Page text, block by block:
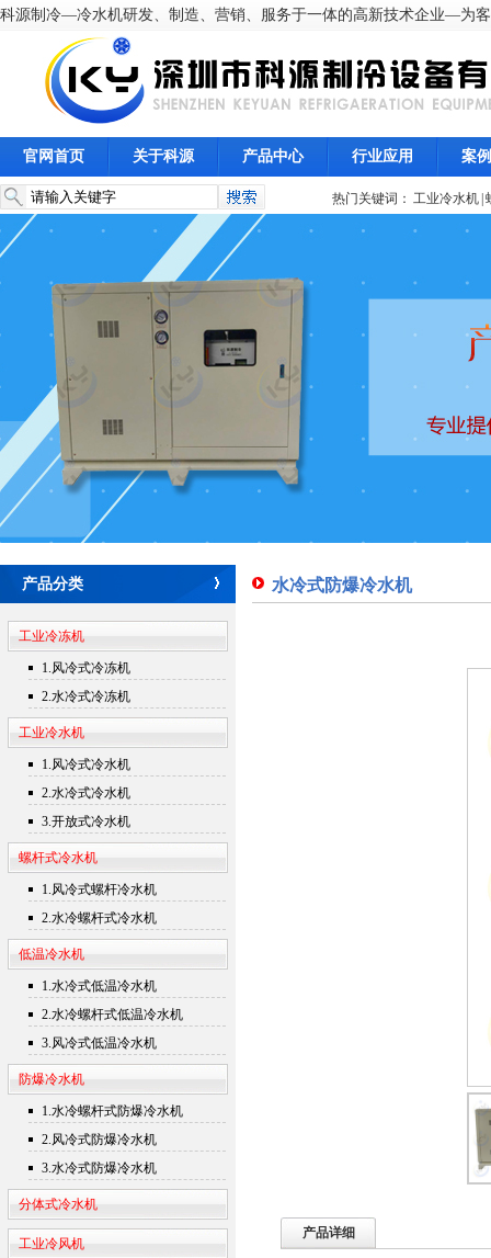
科源制冷—冷水机研发、制造、营销、服务于一体的高新技术企业—为
官网首页 关于科源 产品中心 行业应用 案
热门关键词： 工业冷水机
产品分类
工业冷冻机
1.风冷式冷冻机
2.水冷式冷冻机
工业冷水机
1.风冷式冷水机
2.水冷式冷水机
3.开放式冷水机
螺杆式冷水机
1.风冷式螺杆冷水机
2.水冷螺杆式冷水机
低温冷水机
1.水冷式低温冷水机
2.水冷螺杆式低温冷水机
3.风冷式低温冷水机
防爆冷水机
1.水冷螺杆式防爆冷水机
2.风冷式防爆冷水机
3.水冷式防爆冷水机
分体式冷水机
工业冷风机
水冷式防爆冷水机
产品详细